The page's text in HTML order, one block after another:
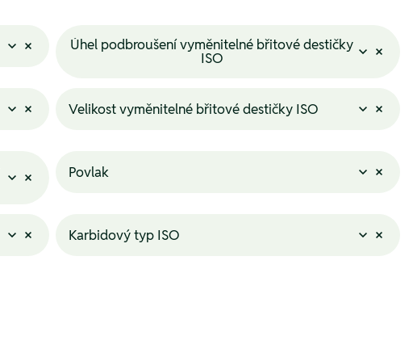
Úhel podbroušení vyměnitelné břitové destičky
ISO
Velikost vyměnitelné břitové destičky ISO
Povlak
Karbidový typ ISO